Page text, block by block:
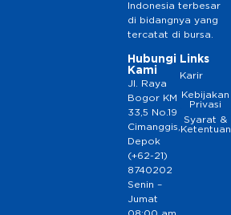
Indonesia terbesar
di bidangnya yang
tercatat di bursa.
Hubungi
Kami
Jl. Raya
Bogor KM
33,5 No.19
Cimanggis,
Depok
(+62-21)
8740202
Senin –
Jumat
Links
Karir
Kebijakan
Privasi
Syarat &
Ketentuan